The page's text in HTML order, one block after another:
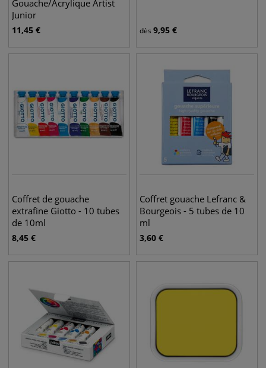
Gouache/Acrylique Artist
Junior
11,45 € dès 9,95 €
Coffret de gouache
extrafine Giotto - 10 tubes
de 10ml
8,45 €
Coffret gouache Lefranc &
Bourgeois - 5 tubes de 10
ml
3,60 €